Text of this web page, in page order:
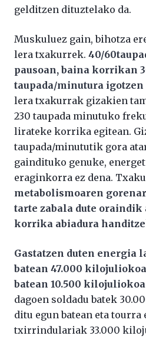
gelditzen dituztelako da.
Muskuluez gain, bihotza
lera txakurrek. 40/
pausoan, baina korrikan
taupada/minutura igotzen
lera txakurrak gizakien
230 taupada minutuko
lirateke korrika egitean.
taupada/minututik gora
gaindituko genuke,
eraginkorra ez dena.
metabolismoaren
tarte zabala dute
korrika abiadura
Gastatzen duten energia
batean 47.000
batean 10.500
dagoen soldadu batek
ditu egun batean eta tourra
txirrindulariak 33.000